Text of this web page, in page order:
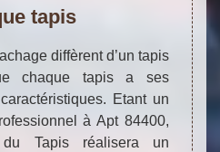
tapis
diffèrent d’un tapis
chaque tapis a ses
Etant un
à Apt 84400,
du Tapis réalisera un